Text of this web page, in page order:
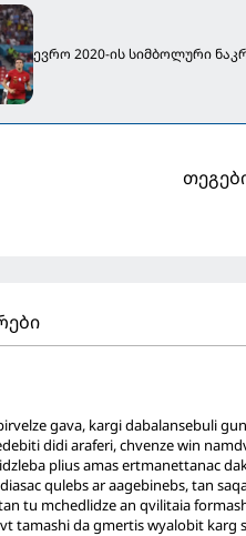
ევრო 2020-ის სიმბოლური
gava, kargi dabalansebuli
didi araferi, chvenze win
plius amas ertmanettanac
qulebs ar aagebinebs, tan
tu mchedlidze an qvilitaia
tamashi da gmertis wyalobit karg